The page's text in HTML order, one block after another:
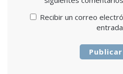
Recibir un correo